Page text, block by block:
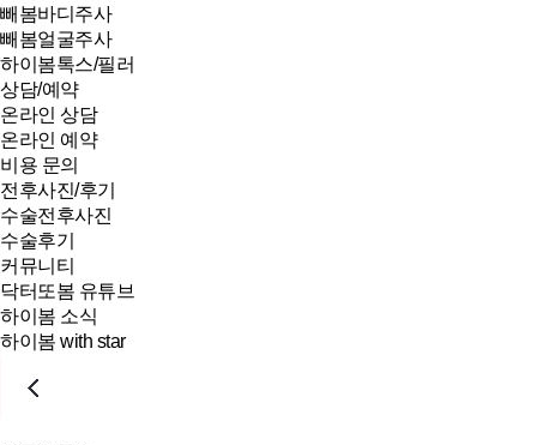
빼봄바디주사
빼봄얼굴주사
하이봄톡스/필러
상담/예약
온라인 상담
온라인 예약
비용 문의
전후사진/후기
수술전후사진
수술후기
커뮤니티
닥터또봄 유튜브
하이봄 소식
하이봄 with star